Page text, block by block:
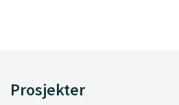
Prosjekter